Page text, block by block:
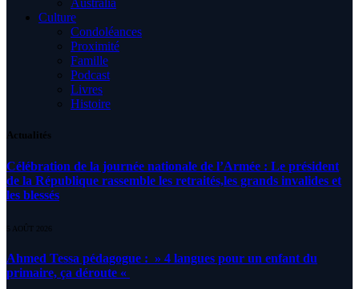
Australia
Culture
Condoléances
Proximité
Famille
Podcast
Livres
Histoire
Actualités
Célébration de la journée nationale de l’Armée : Le président
de la République rassemble les retraités,les grands invalides et
les blessés
5 AOÛT 2026
Ahmed Tessa pédagogue : » 4 langues pour un enfant du
primaire, ça déroute «